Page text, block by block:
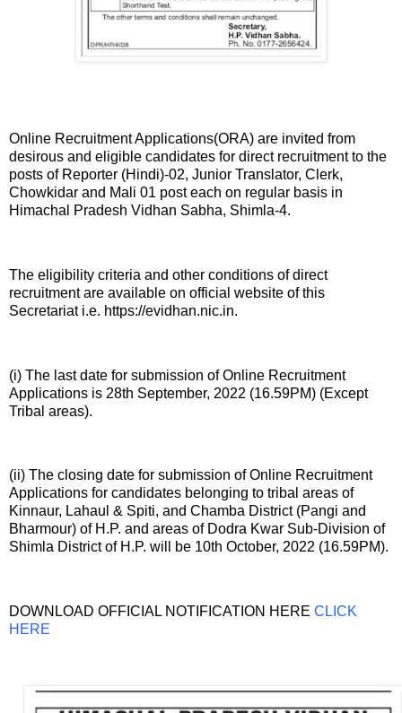
Online Recruitment Applications(ORA) are invited from
desirous and eligible candidates for direct recruitment to the
posts of Reporter (Hindi)-02, Junior Translator, Clerk,
Chowkidar and Mali 01 post each on regular basis in
Himachal Pradesh Vidhan Sabha, Shimla-4.
The eligibility criteria and other conditions of direct
recruitment are available on official website of this
Secretariat i.e. https://evidhan.nic.in.
(i) The last date for submission of Online Recruitment
Applications is 28th September, 2022 (16.59PM) (Except
Tribal areas).
(ii) The closing date for submission of Online Recruitment
Applications for candidates belonging to tribal areas of
Kinnaur, Lahaul & Spiti, and Chamba District (Pangi and
Bharmour) of H.P. and areas of Dodra Kwar Sub-Division of
Shimla District of H.P. will be 10th October, 2022 (16.59PM).
DOWNLOAD OFFICIAL NOTIFICATION HERE CLICK
HERE